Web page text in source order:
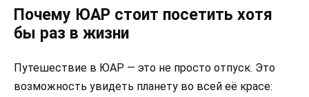
Почему ЮАР стоит посетить хотя
бы раз в жизни
Путешествие в ЮАР — это не просто отпуск. Это
возможность увидеть планету во всей её красе: